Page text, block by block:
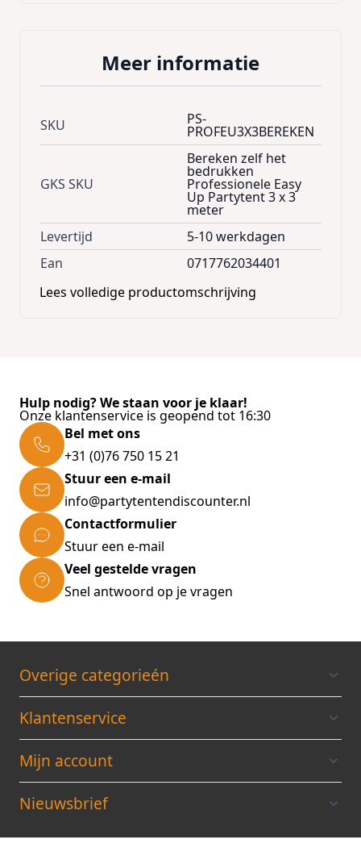
U kunt kiezen uit 16 basiskleuren , zie
kleurenkaart
de prijs van de achterwand zelf +
bedrukkingkosten.
Logo / Tekst of Foto maakt niet uit qua
prijsstelling.
De Professionele Easy Up tent kan geheel
rondom worden bedrukt in full colour.
Dit geld eveneens voor de zijwanden.
Zo kunt u zelf bepalen wat de mogelijkheden
toe
-U vraagt offerte aan via decontactpagina
mail uw logo in EPS, of AI drukwerk bestand
naar ons toe
Meer informatie
SKU PS-
PROFEU3X3BEREKEN
GKS SKU
Bereken zelf het
bedrukken
Professionele Easy
Up Partytent 3 x 3
meter
Levertijd
5-10 werkdagen
Ean
0717762034401
Lees volledige productomschrijving
Hulp nodig? We staan voor je klaar!
Onze klantenservice is geopend tot 16:30
Bel met ons
+31 (0)76 750 15 21
Stuur een e-mail
info@partytentendiscounter.nl
Contactformulier
Stuur een e-mail
Veel gestelde vragen
Snel antwoord op je vragen
Overige categorieén
Klantenservice
Mijn account
Nieuwsbrief